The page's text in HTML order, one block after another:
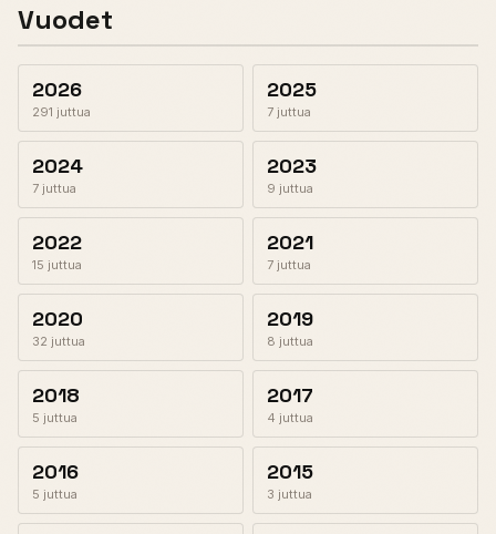
Vuodet
2026
291 juttua
2025
7 juttua
2024
7 juttua
2023
9 juttua
2022
15 juttua
2021
7 juttua
2020
32 juttua
2019
8 juttua
2018
5 juttua
2017
4 juttua
2016
5 juttua
2015
3 juttua